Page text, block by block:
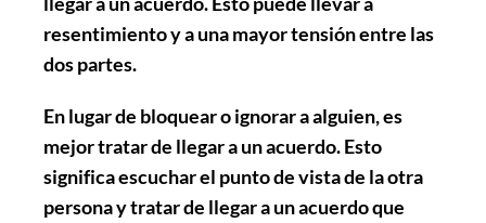
resentimiento y a una mayor tensión entre las
dos partes.
En lugar de bloquear o ignorar a alguien, es
mejor tratar de llegar a un acuerdo. Esto
significa escuchar el punto de vista de la otra
persona y tratar de llegar a un acuerdo que